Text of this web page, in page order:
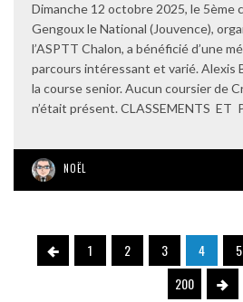
Dimanche 12 octobre 2025, le 5ème
Gengoux le National (Jouvence),
l’ASPTT Chalon, a bénéficié d’une
parcours intéressant et varié. Alexis
la course senior. Aucun coursier de
n’était présent. CLASSEMENTS ET
NOËL
1 2 3 4 5
200